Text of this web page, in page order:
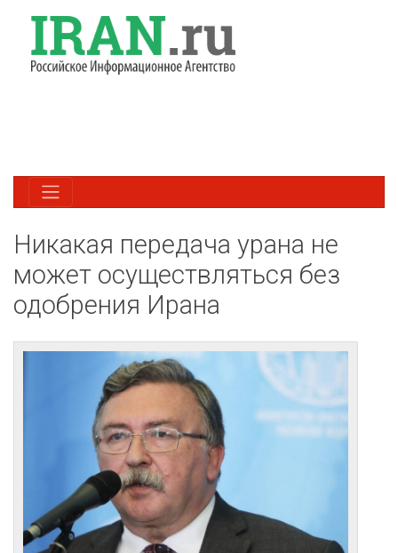
Никакая передача урана не
может осуществляться без
одобрения Ирана